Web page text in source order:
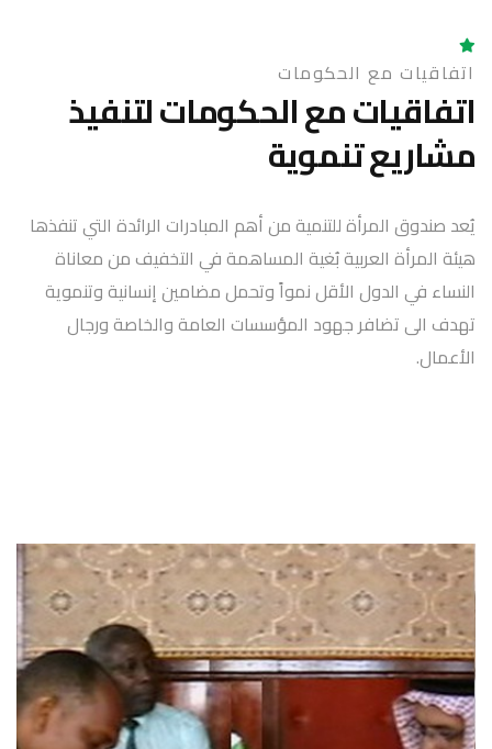
اتفاقيات مع الحكومات
اتفاقيات مع الحكومات لتنفيذ
مشاريع تنموية
يُعد صندوق المرأة للتنمية من أهم المبادرات الرائدة التي تنفذها
هيئة المرأة العربية بُغية المساهمة في التخفيف من معاناة
النساء في الدول الأقل نمواً وتحمل مضامين إنسانية وتنموية
تهدف الى تضافر جهود المؤسسات العامة والخاصة ورجال
الأعمال.